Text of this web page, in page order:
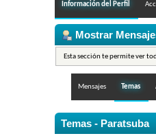
Información del Perfil
Mostrar
Esta sección te permite ver
Mensajes Temas
Temas - Paratsuba